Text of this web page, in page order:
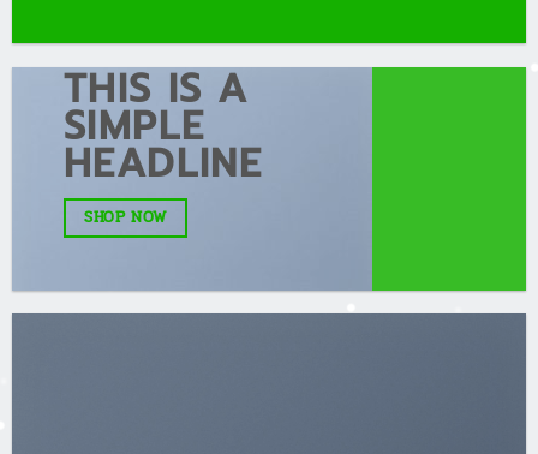
THIS IS A
SIMPLE
HEADLINE
SHOP NOW